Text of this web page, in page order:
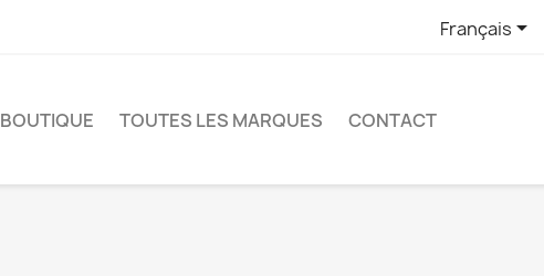
Français
TOUTES LES MARQUES CONTACT